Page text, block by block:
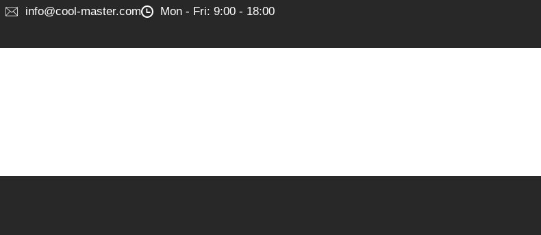
info@cool-master.com Mon - Fri: 9:00 - 18:00